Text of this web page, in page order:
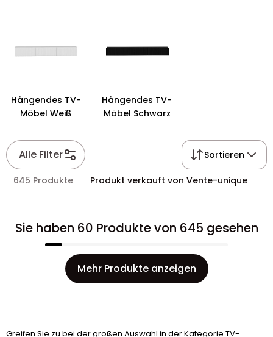
Hängendes TV-
Möbel Weiß
Hängendes TV-
Möbel Schwarz
Alle Filter Sortieren
645 Produkte Produkt verkauft von Vente-unique
Sie haben 60 Produkte von 645 gesehen
Mehr Produkte anzeigen
Greifen Sie zu bei der großen Auswahl in der Kategorie TV-